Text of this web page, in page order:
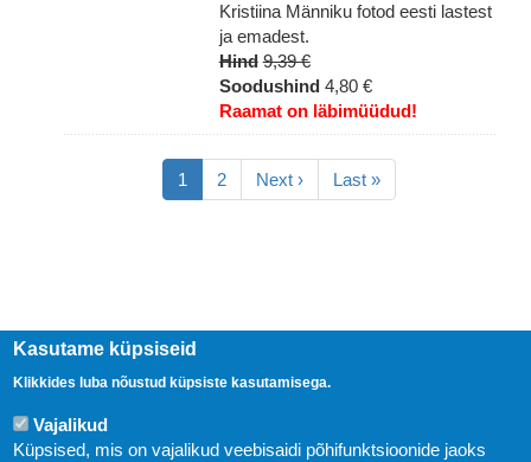
Kristiina Männiku fotod eesti lastest
ja emadest.
Hind 9,39 €
Soodushind 4,80 €
Raamat on läbimüüdud!
Pagination
Eesolev
leht
1 Lehekülg
2
Järgmine
leht
Next ›
Viimane
leht
Last »
Kasutame küpsiseid
Klikkides luba nõustud küpsiste kasutamisega.
Vajalikud
Küpsised, mis on vajalikud veebisaidi põhifunktsioonide jaoks